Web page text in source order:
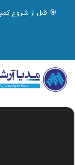
نمایشگر
ویدیو